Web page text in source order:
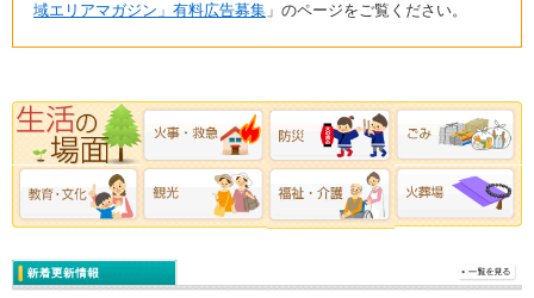
域エリアマガジン」有料広告募集 」のページをご覧ください。